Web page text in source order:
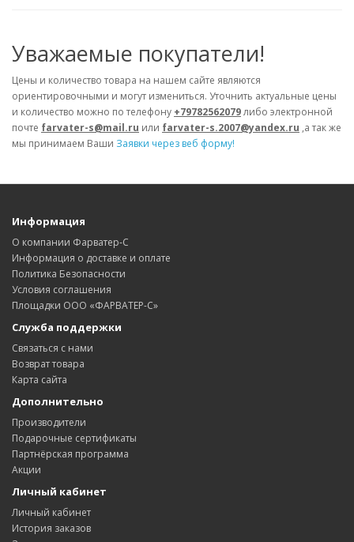
Уважаемые покупатели!
Цены и количество товара на нашем сайте являются
ориентировочными и могут измениться. Уточнить актуальные цены
и количество можно по телефону +79782562079либо электронной
почте farvater-s@mail.ru или farvater-s.2007@yandex.ru ,а так же
мы принимаем Ваши Заявки через веб форму!
Информация
О компании Фарватер-С
Информация о доставке и оплате
Политика Безопасности
Условия соглашения
Площадки ООО «ФАРВАТЕР-С»
Служба поддержки
Связаться с нами
Возврат товара
Карта сайта
Дополнительно
Производители
Подарочные сертификаты
Партнёрская программа
Акции
Личный кабинет
Личный кабинет
История заказов